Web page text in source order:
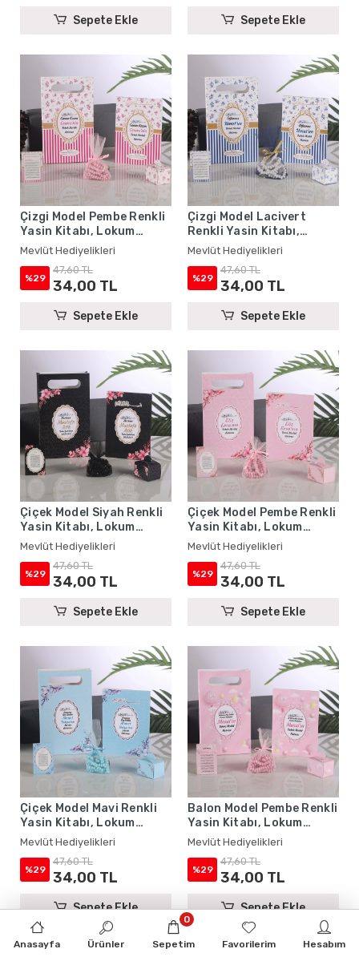
Sepete Ekle Sepete Ekle
Çizgi Model Pembe Renkli
Yasin Kitabı, Lokum
Kutusu, Magnet, Karton
Çanta ve Tesbih - Mevlüt
Hediyelikleri
Mevlüt Hediyelikleri
%29
47,60 TL
34,00 TL
Sepete Ekle
Çizgi Model Lacivert
Renkli Yasin Kitabı,
Lokum Kutusu, Magnet,
Karton Çanta ve Tesbih -
Mevlüt Hediyelikleri
Mevlüt Hediyelikleri
%29
47,60 TL
34,00 TL
Sepete Ekle
Çiçek Model Siyah Renkli
Yasin Kitabı, Lokum
Kutusu, Magnet, Karton
Çanta ve Tesbih - Mevlüt
Hediyelikleri
Mevlüt Hediyelikleri
%29
47,60 TL
34,00 TL
Sepete Ekle
Çiçek Model Pembe Renkli
Yasin Kitabı, Lokum
Kutusu, Magnet, Karton
Çanta ve Tesbih - Mevlüt
Hediyelikleri
Mevlüt Hediyelikleri
%29
47,60 TL
34,00 TL
Sepete Ekle
Çiçek Model Mavi Renkli
Yasin Kitabı, Lokum
Kutusu, Magnet, Karton
Çanta ve Tesbih - Mevlüt
Hediyelikleri
Mevlüt Hediyelikleri
%29
47,60 TL
34,00 TL
Sepete Ekle
Balon Model Pembe Renkli
Yasin Kitabı, Lokum
Kutusu, Magnet, Karton
Çanta ve Tesbih - Mevlüt
Hediyelikleri
Mevlüt Hediyelikleri
%29
47,60 TL
34,00 TL
Sepete Ekle
Anasayfa Ürünler Sepetim
0
Favorilerim Hesabım